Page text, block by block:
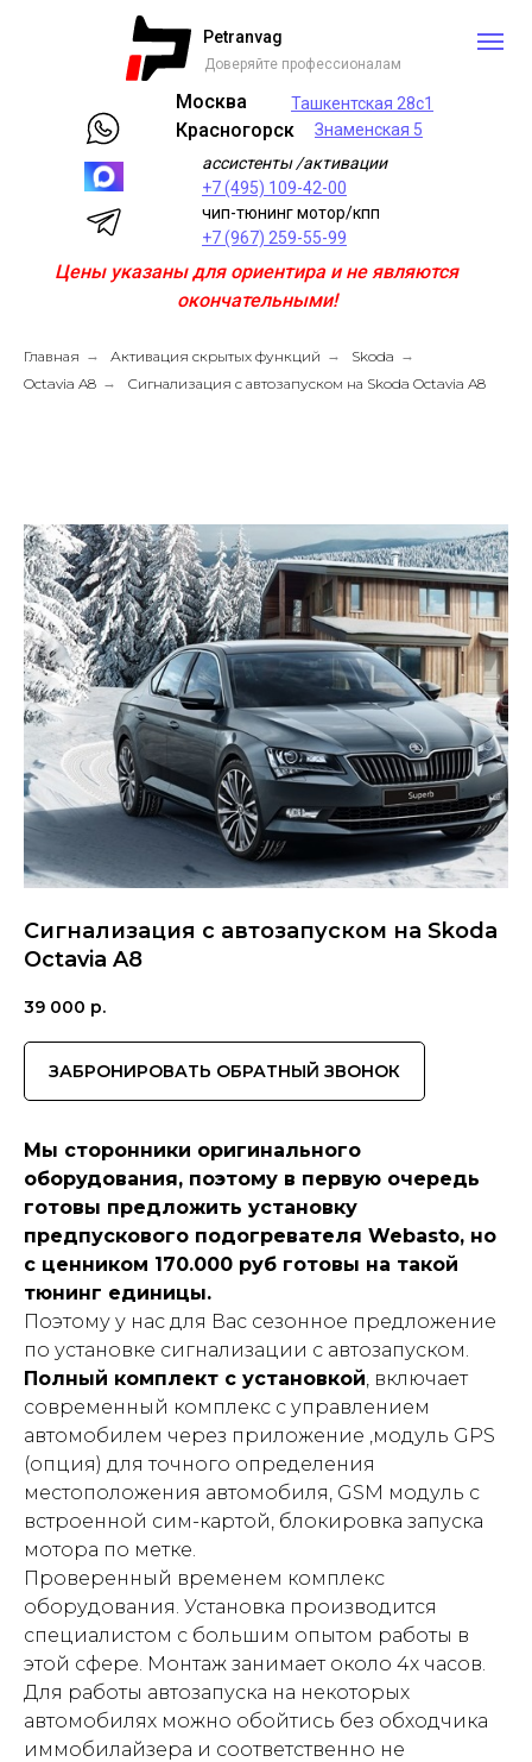
Ташкентская 28с1
Знаменская 5
ассистенты /активации
+7 (495) 109-42-00
чип-тюнинг мотор/кпп
+7 (967) 259-55-99
Москва
Красногорск
Petranvag
Доверяйте профессионалам
Цены указаны для ориентира и не являются
окончательными!
Главная → Активация скрытых функций → Skoda →
Octavia A8 → Сигнализация с автозапуском на Skoda Octavia A8
Сигнализация с автозапуском на Skoda
Octavia A8
39 000 р.
ЗАБРОНИРОВАТЬ ОБРАТНЫЙ ЗВОНОК
Мы сторонники оригинального
оборудования, поэтому в первую очередь
готовы предложить установку
предпускового подогревателя Webasto, но
с ценником 170.000 руб готовы на такой
тюнинг единицы.
Поэтому у нас для Вас сезонное предложение
по установке сигнализации с автозапуском.
Полный комплект с установкой , включает
современный комплекс с управлением
автомобилем через приложение ,модуль GPS
(опция) для точного определения
местоположения автомобиля, GSM модуль с
встроенной сим-картой, блокировка запуска
мотора по метке.
Проверенный временем комплекс
оборудования. Установка производится
специалистом с большим опытом работы в
этой сфере. Монтаж занимает около 4х часов.
Для работы автозапуска на некоторых
автомобилях можно обойтись без обходчика
иммобилайзера и соответственно не